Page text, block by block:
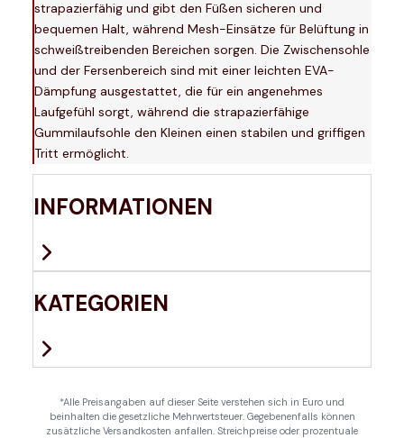
strapazierfähig und gibt den Füßen sicheren und
bequemen Halt, während Mesh-Einsätze für Belüftung in
schweißtreibenden Bereichen sorgen. Die Zwischensohle
und der Fersenbereich sind mit einer leichten EVA-
Dämpfung ausgestattet, die für ein angenehmes
Laufgefühl sorgt, während die strapazierfähige
Gummilaufsohle den Kleinen einen stabilen und griffigen
Tritt ermöglicht.
INFORMATIONEN
KATEGORIEN
*Alle Preisangaben auf dieser Seite verstehen sich in Euro und
beinhalten die gesetzliche Mehrwertsteuer. Gegebenenfalls können
zusätzliche Versandkosten anfallen. Streichpreise oder prozentuale